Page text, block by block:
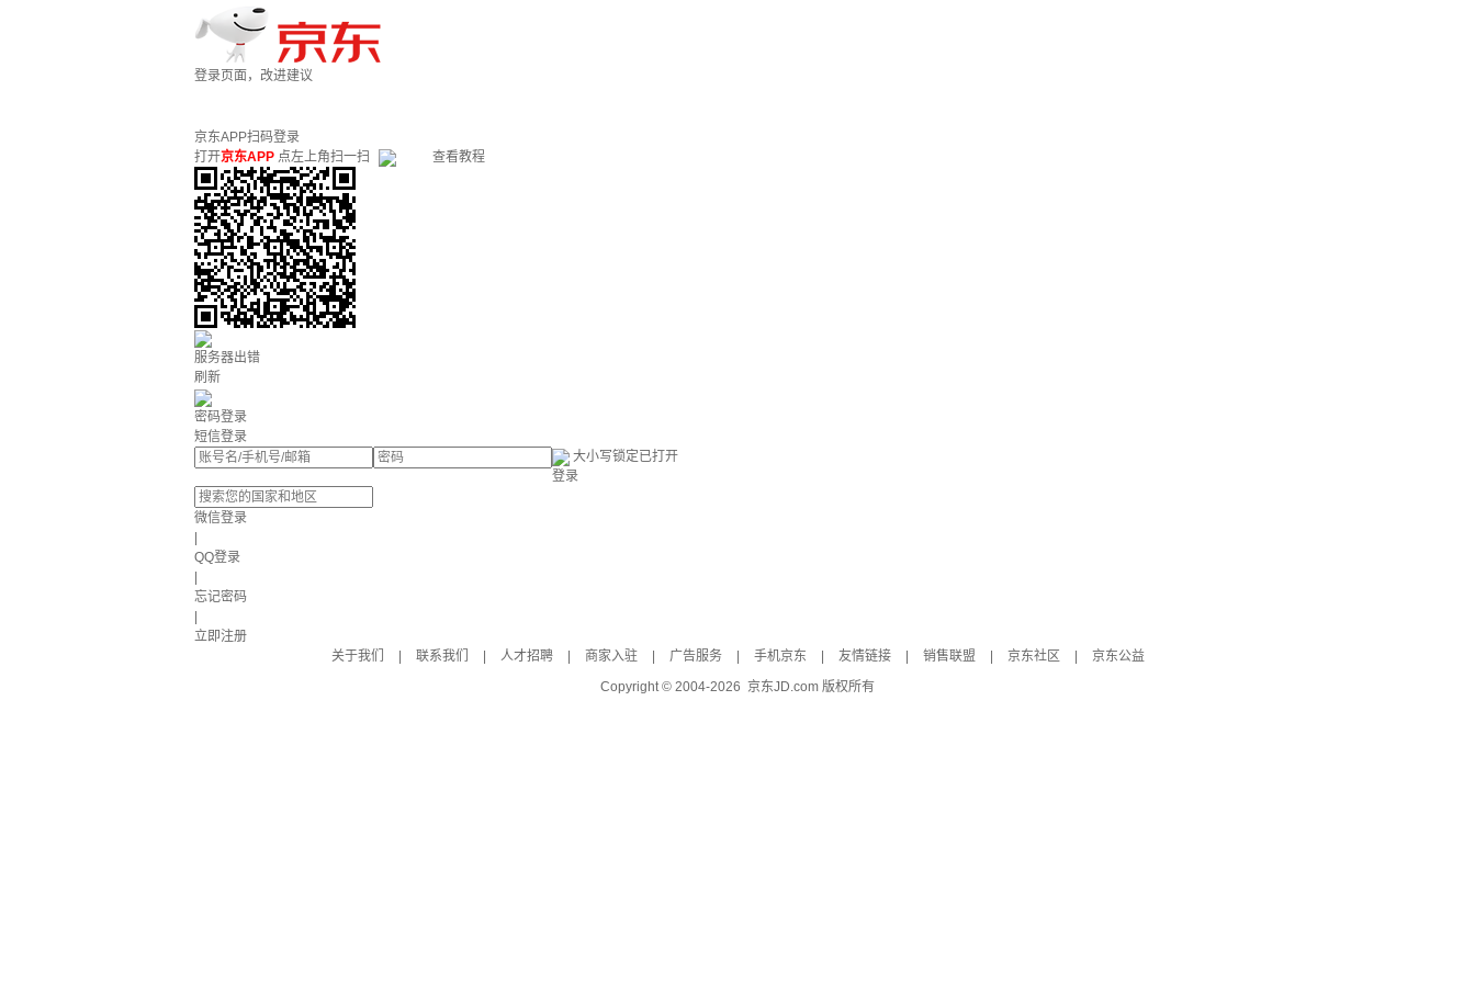
登录页面，改进建议
京东APP扫码登录
打开京东APP 点左上角扫一扫 查看教程
服务器出错
刷新
密码登录
短信登录
大小写锁定已打开
登录
微信登录
QQ登录
忘记密码
立即注册
关于我们
联系我们 人才招聘 商家入驻 广告服务 手机京东 友情链接 销售联盟 京东社区
京东公益
Copyright © 2004-2026 京东JD.com 版权所有